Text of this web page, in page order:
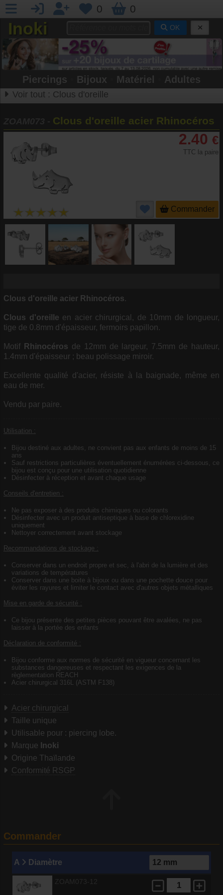
0 0
Inoki OK
Piercings Bijoux Matériel Adultes
Voir tout : Clous d'oreille
Clous d'oreille acier Rhinocéros
2.40 €
TTC la paire
Commander
Clous d'oreille acier Rhinocéros.
Clous d'oreille en acier chirurgical, de 10mm de longueur,
tige de 0.8mm d'épaisseur, fermoirs papillon.
Motif Rhinocéros de 12mm de largeur, 7.5mm de hauteur,
1.4mm d'épaisseur ; beau polissage miroir.
Excellente qualité d'acier, résiste à la baignade, même en
eau de mer.
Vendu par paire.
Utilisation :
Bijou destiné aux adultes, ne convient pas aux enfants de moins de 15
ans
Sauf restrictions particulières éventuellement énumérées ci-dessous, ce
bijou est conçu pour une utilisation quotidienne
Désinfecter à réception et avant chaque usage
Conseils d'entretien :
Ne pas exposer à des produits chimiques ou colorants
Désinfecter avec un produit antiseptique à base de chlorexidine
uniquement
Nettoyer correctement avant stockage
Recommandations de stockage :
Conserver dans un endroit propre et sec, à l'abri de la lumière et des
variations de températures
Conserver dans une boite à bijoux ou dans une pochette douce pour
éviter les rayures et limiter le contact avec d'autres objets métalliques
Mise en garde de sécurité :
Ce bijou présente des petites pièces pouvant être avalées, ne pas
laisser à la portée des enfants
Déclaration de conformité :
Bijou conforme aux normes de sécurité en vigueur concernant les
substances dangereuses et respectant les exigences de la
règlementation REACH
Acier chirurgical 316L (ASTM F138)
Acier chirurgical
Taille unique
Utilisable pour : piercing lobe.
Marque Inoki
Origine Thaïlande
Conformité RSGP
Commander
A Diamètre